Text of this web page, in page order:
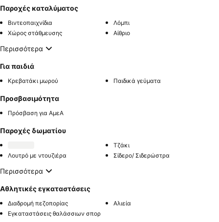
Παροχές καταλύματος
Βιντεοπαιχνίδια
Λόμπι
Χώρος στάθμευσης
Αίθριο
Περισσότερα
Για παιδιά
Κρεβατάκι μωρού Παιδικά γεύματα
Προσβασιμότητα
Πρόσβαση για ΑμεΑ
Παροχές δωματίου
Τζάκι
Λουτρό με ντουζιέρα
Σίδερο/ Σιδερώστρα
Περισσότερα
Αθλητικές εγκαταστάσεις
Διαδρομή πεζοπορίας
Αλιεία
Εγκαταστάσεις θαλάσσιων σπορ